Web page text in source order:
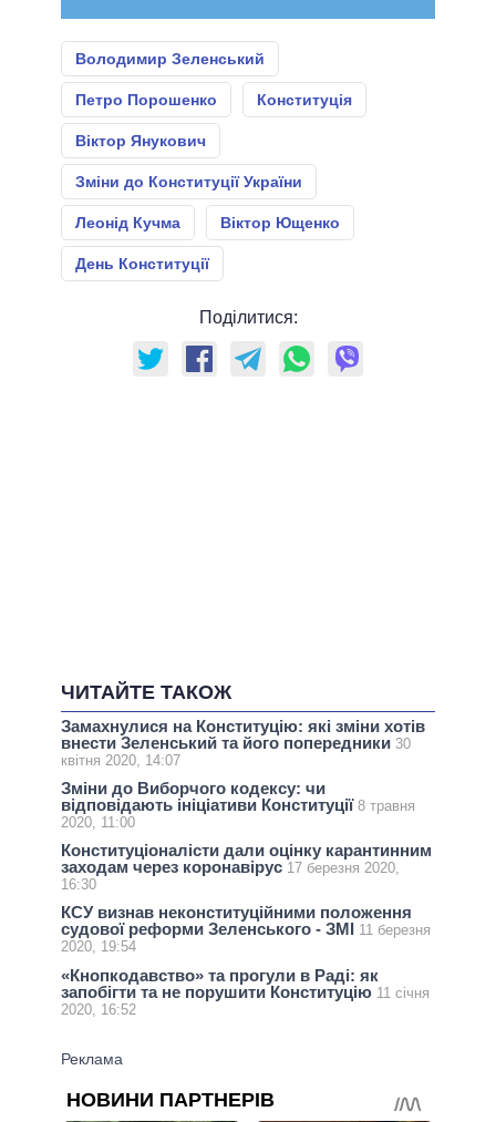
Володимир Зеленський
Петро Порошенко Конституція
Віктор Янукович
Зміни до Конституції України
Леонід Кучма Віктор Ющенко
День Конституції
Поділитися:
ЧИТАЙТЕ ТАКОЖ
Замахнулися на Конституцію: які зміни хотів
внести Зеленський та його попередники 30
квітня 2020, 14:07
Зміни до Виборчого кодексу: чи
відповідають ініціативи Конституції 8 травня
2020, 11:00
Конституціоналісти дали оцінку карантинним
заходам через коронавірус 17 березня 2020,
16:30
КСУ визнав неконституційними положення
судової реформи Зеленського - ЗМІ 11 березня
2020, 19:54
«Кнопкодавство» та прогули в Раді: як
запобігти та не порушити Конституцію 11 січня
2020, 16:52